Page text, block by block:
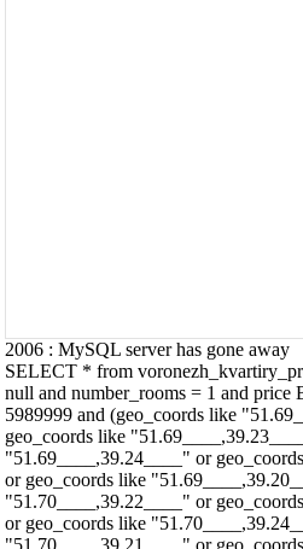
2006 : MySQL server has gone away
SELECT * from
null and number_rooms = 1 and
5989999 and (geo_coords like
geo_coords like
"51.69____,39.24____" or
or geo_coords like
"51.70____,39.22____" or
or geo_coords like
"51.70____,39.21____" or